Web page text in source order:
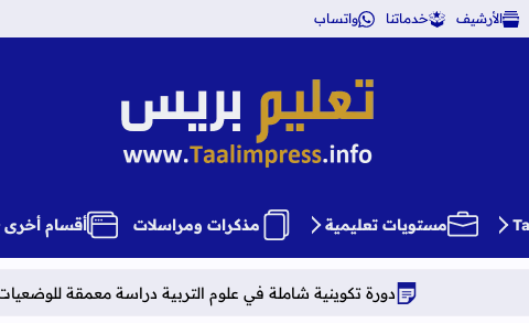
الأرشيف خدماتنا واتساب
تعليم بريس TaalimPress
مستويات تعليمية مذكرات ومراسلات أقسام أخرى
دورة تكوينية شاملة في علوم التربية دراسة معمقة للوضعيات المهنية وفق